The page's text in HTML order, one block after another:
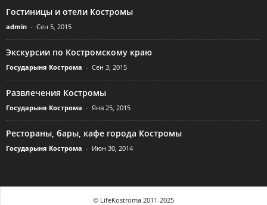
Гостиницы и отели Костромы
admin - Сен 5, 2015
Экскурсии по Костромскому краю
Государыня Кострома - Сен 3, 2015
Развлечения Костромы
Государыня Кострома - Янв 25, 2015
Рестораны, бары, кафе города Костромы
Государыня Кострома - Июн 30, 2014
© LifeKostroma 2011-2025